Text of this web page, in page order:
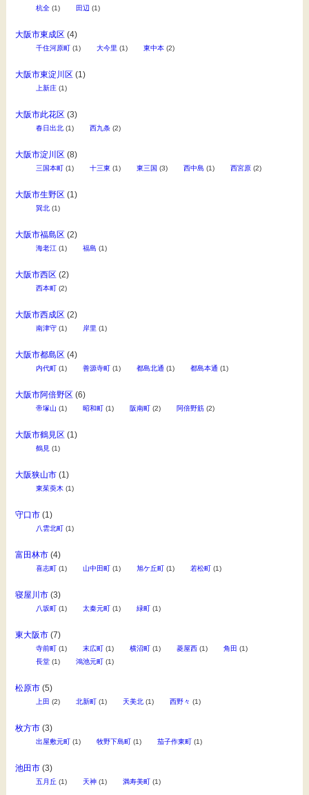
杭全(1) 田辺 (1)
大阪市東成区(4)
千住河原町(1) 大今里 (1) 東中本(2)
大阪市東淀川区(1)
上新庄(1)
大阪市此花区(3)
春日出北(1) 西九条(2)
大阪市淀川区(8)
三国本町(1) 十三東(1) 東三国 (3) 西中島 (1) 西宮原(2)
大阪市生野区(1)
巽北(1)
大阪市福島区(2)
海老江 (1) 福島 (1)
大阪市西区(2)
西本町(2)
大阪市西成区(2)
南津守(1) 岸里 (1)
大阪市都島区(4)
内代町(1) 善源寺町(1) 都島北通 (1) 都島本通 (1)
大阪市阿倍野区(6)
帝塚山 (1) 昭和町(1) 阪南町(2) 阿倍野筋(2)
大阪市鶴見区(1)
鶴見 (1)
大阪狭山市(1)
東茱萸木(1)
守口市(1)
八雲北町(1)
富田林市(4)
喜志町(1) 山中田町(1) 旭ケ丘町(1) 若松町(1)
寝屋川市(3)
八坂町(1) 太秦元町(1) 緑町(1)
東大阪市(7)
寺前町(1) 末広町(1) 横沼町(1) 菱屋西(1) 角田 (1)
長堂(1) 鴻池元町(1)
松原市(5)
上田 (2) 北新町(1) 天美北(1) 西野々 (1)
枚方市(3)
出屋敷元町(1) 牧野下島町(1) 茄子作東町(1)
池田市(3)
五月丘 (1) 天神(1) 満寿美町(1)